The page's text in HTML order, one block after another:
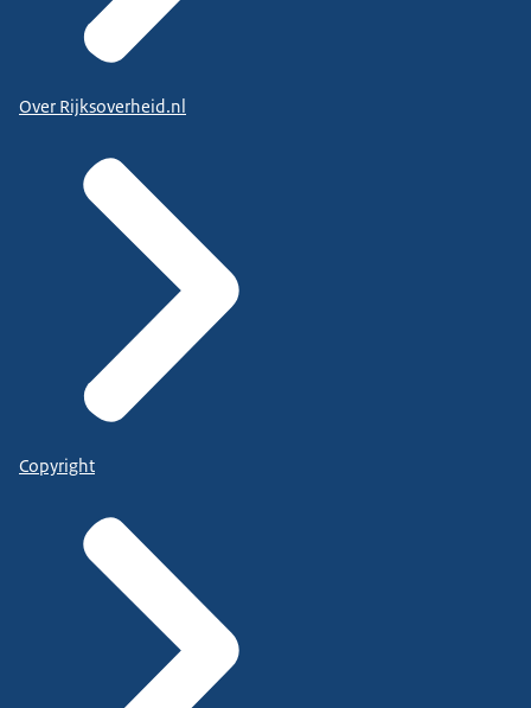
Over Rijksoverheid.nl
Copyright